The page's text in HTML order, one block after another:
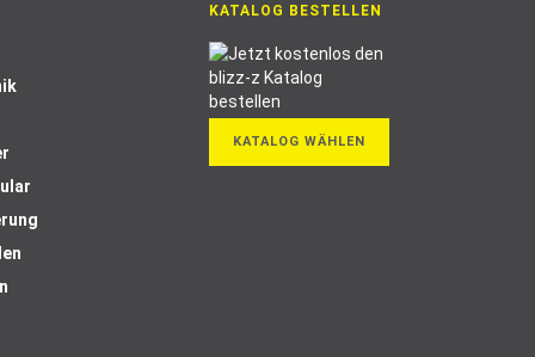
KATALOG BESTELLEN
KATALOG WÄHLEN